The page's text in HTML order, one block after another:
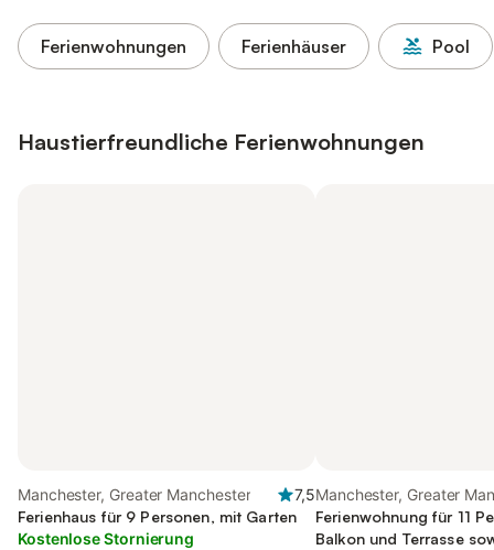
Ferienwohnungen Ferienhäuser Pool
Haustierfreundliche Ferienwohnungen
Manchester, Greater Manchester
7,5
Ferienhaus für 9 Personen, mit Garten
Kostenlose Stornierung
Manchester, Greater
Ferienwohnung für 11
Balkon und Terrasse